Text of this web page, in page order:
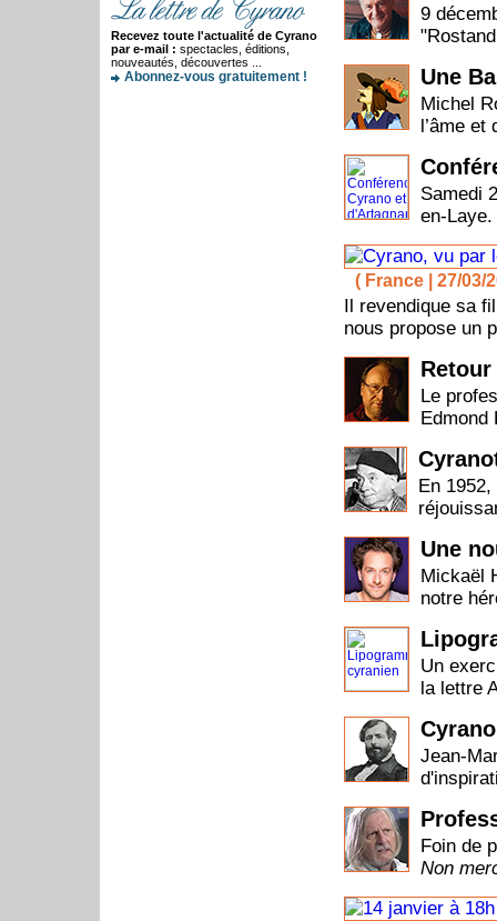
Recevez toute l'actualité de Cyrano
par e-mail : spectacles, éditions,
nouveautés, découvertes ...
Abonnez-vous gratuitement !
9
Une
Michel
l’âme et
Samedi
en-
( France | 27/03/
Il revendique sa
nous propose un
Le
Edmond
En
Une
Mickaël
notre
Un
la lettre
Jean-
Foin de
Non